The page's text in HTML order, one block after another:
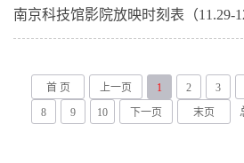
南京科技馆影院放映时刻表（11.29-
首 页 上一页 1 2 3
8
9 10 下一页 末页